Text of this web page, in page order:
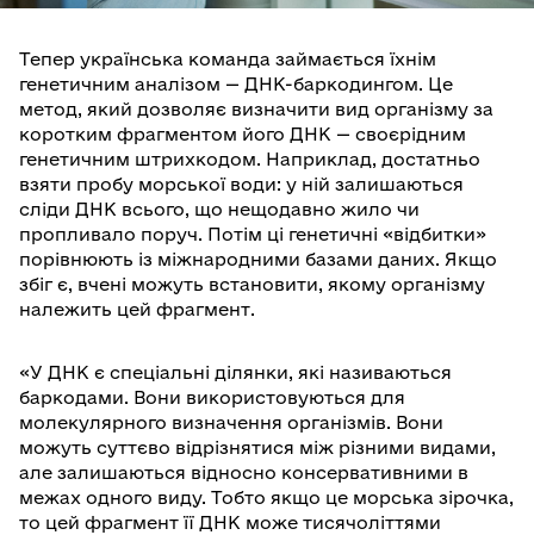
Тепер українська команда займається їхнім
генетичним аналізом — ДНК-баркодингом. Це
метод, який дозволяє визначити вид організму за
коротким фрагментом його ДНК — своєрідним
генетичним штрихкодом. Наприклад, достатньо
взяти пробу морської води: у ній залишаються
сліди ДНК всього, що нещодавно жило чи
пропливало поруч. Потім ці генетичні «відбитки»
порівнюють із міжнародними базами даних. Якщо
збіг є, вчені можуть встановити, якому організму
належить цей фрагмент.
«У ДНК є спеціальні ділянки, які називаються
баркодами. Вони використовуються для
молекулярного визначення організмів. Вони
можуть суттєво відрізнятися між різними видами,
але залишаються відносно консервативними в
межах одного виду. Тобто якщо це морська зірочка,
то цей фрагмент її ДНК може тисячоліттями